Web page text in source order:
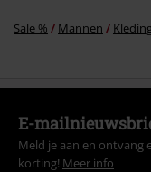
Sale % Mannen
E-
Meld je aan en ontvang
korting! Meer info